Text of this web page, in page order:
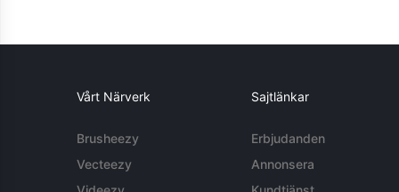
Vårt Närverk
Brusheezy
Vecteezy
Sajtlänkar
Erbjudanden
Annonsera